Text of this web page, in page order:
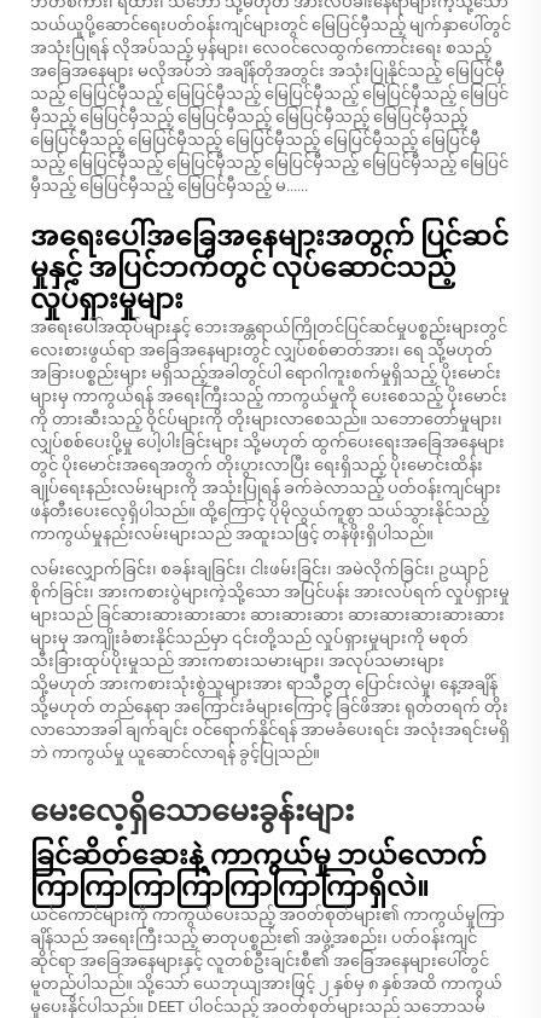
သယ်ယူပို့ဆောင်ရေးပတ်ဝန်းကျင်များတွင် မြေပြင်မှီသည့် မျက်နှာပေါ်တွင်
အသုံးပြုရန် လိုအပ်သည့် မှန်များ၊ လေဝင်လေထွက်ကောင်းရေး စသည့်
အခြေအနေများ မလိုအပ်ဘဲ အချိန်တိုအတွင်း အသုံးပြုနိုင်သည့် မြေပြင်မှီ
သည့် မြေပြင်မှီသည့် မြေပြင်မှီသည့် မြေပြင်မှီသည့် မြေပြင်မှီသည့် မြေပြင်
မှီသည့် မြေပြင်မှီသည့် မြေပြင်မှီသည့် မြေပြင်မှီသည့် မြေပြင်မှီသည့်
မြေပြင်မှီသည့် မြေပြင်မှီသည့် မြေပြင်မှီသည့် မြေပြင်မှီသည့် မြေပြင်မှီ
သည့် မြေပြင်မှီသည့် မြေပြင်မှီသည့် မြေပြင်မှီသည့် မြေပြင်မှီသည့် မြေပြင်
မှီသည့် မြေပြင်မှီသည့် မြေပြင်မှီသည့် မ......
အရေးပေါ်အခြေအနေများအတွက် ပြင်ဆင်
မှုနှင့် အပြင်ဘက်တွင် လုပ်ဆောင်သည့်
လှုပ်ရှားမှုများ
အရေးပေါ်အထုပ်များနှင့် ဘေးအန္တရာယ်ကြိုတင်ပြင်ဆင်မှုပစ္စည်းများတွင်
လေးစားဖွယ်ရာ အခြေအနေများတွင် လျှပ်စစ်ဓာတ်အား၊ ရေ သို့မဟုတ်
အခြားပစ္စည်းများ မရှိသည့်အခါတွင်ပါ ရောဂါကူးစက်မှုရှိသည့် ပိုးမောင်း
များမှ ကာကွယ်ရန် အရေးကြီးသည့် ကာကွယ်မှုကို ပေးစေသည့် ပိုးမောင်း
ကို တားဆီးသည့် ဝိုင်ပ်များကို တိုးများလာစေသည်။ သဘောတော်မှုများ၊
လျှပ်စစ်ပေးပို့မှု ပေါ့ပါးခြင်းများ သို့မဟုတ် ထွက်ပေးရေးအခြေအနေများ
တွင် ပိုးမောင်းအရေအတွက် တိုးပွားလာပြီး ရေးရှိသည့် ပိုးမောင်းထိန်း
ချုပ်ရေးနည်းလမ်းများကို အသုံးပြုရန် ခက်ခဲလာသည့် ပတ်ဝန်းကျင်များ
ဖန်တီးပေးလေ့ရှိပါသည်။ ထို့ကြောင့် ပိုမိုလွယ်ကူစွာ သယ်သွားနိုင်သည့်
ကာကွယ်မှုနည်းလမ်းများသည် အထူးသဖြင့် တန်ဖိုးရှိပါသည်။
လမ်းလျှောက်ခြင်း၊ စခန်းချခြင်း၊ ငါးဖမ်းခြင်း၊ အမဲလိုက်ခြင်း၊ ဥယျာဉ်
စိုက်ခြင်း၊ အားကစားပွဲများကဲ့သို့သော အပြင်ပန်း အားလပ်ရက် လှုပ်ရှားမှု
များသည် ခြင်ဆားဆားဆားဆား ဆားဆားဆား ဆားဆားဆားဆားဆား
များမှ အကျိုးခံစားနိုင်သည်မှာ ၎င်းတို့သည် လှုပ်ရှားမှုများကို မစုတ်
သီးခြားထုပ်ပိုးမှုသည် အားကစားသမားများ၊ အလုပ်သမားများ
သို့မဟုတ် အားကစားသုံးစွဲသူများအား ရာသီဥတု ပြောင်းလဲမှု၊ နေ့အချိန်
သို့မဟုတ် တည်နေရာ အကြောင်းခံများကြောင့် ခြင်ဖိအား ရုတ်တရက် တိုး
လာသောအခါ ချက်ချင်း ဝင်ရောက်နိုင်ရန် အာမခံပေးရင်း အလုံးအရင်းမရှိ
ဘဲ ကာကွယ်မှု ယူဆောင်လာရန် ခွင့်ပြုသည်။
မေးလေ့ရှိသောမေးခွန်းများ
ခြင်ဆိတ်ဆေးနဲ့ ကာကွယ်မှု ဘယ်လောက်
ကြာကြာကြာကြာကြာကြာကြာရှိလဲ။
ယင်ကောင်များကို ကာကွယ်ပေးသည့် အဝတ်စုတ်များ၏ ကာကွယ်မှုကြာ
ချိန်သည် အရေးကြီးသည့် ဓာတုပစ္စည်း၏ အဖွဲ့အစည်း၊ ပတ်ဝန်းကျင်
ဆိုင်ရာ အခြေအနေများနှင့် လူတစ်ဦးချင်းစီ၏ အခြေအနေများပေါ်တွင်
မူတည်ပါသည်။ သို့သော် ယေဘုယျအားဖြင့် ၂ နှစ်မှ ၈ နှစ်အထိ ကာကွယ်
မှုပေးနိုင်ပါသည်။ DEET ပါဝင်သည့် အဝတ်စုတ်များသည် သဘောသမ်